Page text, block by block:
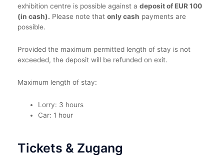
exhibition centre is possible against a deposit of EUR 100
(in cash). Please note that only cash payments are
possible.
Provided the maximum permitted length of stay is not
exceeded, the deposit will be refunded on exit.
Maximum length of stay:
Lorry: 3 hours
Car: 1 hour
Tickets & Zugang